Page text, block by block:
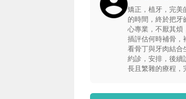
矯正，植牙，完美
的時間，終於把牙
心專業，不厭其煩
插評估何時補骨，
看骨丁與牙肉結合
約診，安排，後續
長且繁雜的療程，